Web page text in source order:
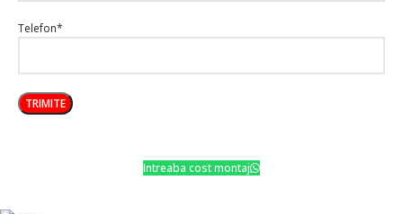
Telefon*
Intreaba cost montaj